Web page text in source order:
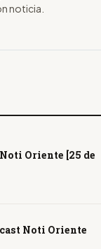
noticia.
Oriente [25 de
Noti Oriente